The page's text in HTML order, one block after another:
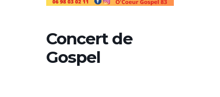
Concert de
Gospel